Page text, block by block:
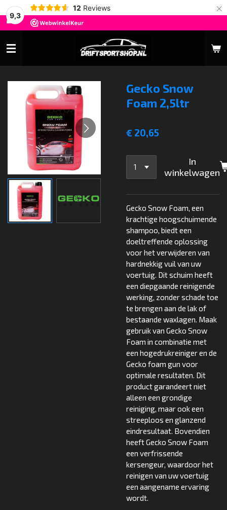
9,3
12 Reviews ×
Gecko Snow
Foam 2,5ltr
€ 20,65
In
winkelwagen
Gecko Snow Foam, een
krachtige hoogschuimende
shampoo, biedt een
doeltreffende oplossing
voor het verwijderen van
hardnekkig vuil van uw
voertuig. Dit schuim heeft
een diepgaande reinigende
werking, zonder schade toe
te brengen aan de lak of
bestaande waxlagen. Maak
gebruik van Gecko Snow
Foam in combinatie met
een hogedrukreiniger en de
Gecko foam gun voor
optimale resultaten. Dit
product garandeert niet
alleen een grondige
reiniging, maar ook een
streeploos en glanzend
eindresultaat. Bovendien
heeft Gecko Snow Foam
een verfrissende
kersengeur, waardoor het
reinigen van uw voertuig
een aangename ervaring
wordt.